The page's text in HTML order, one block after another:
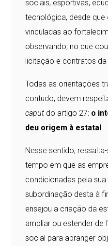
sociais, esportivas,
tecnológica, desde
vinculadas ao
observando, no que
licitação e contratos da
Todas as orientações
contudo, devem
caput do artigo 27: o
deu origem à estatal
Nesse sentido,
tempo em que as
condicionadas pela
subordinação desta à
ensejou a criação da
ampliar ou estender de
social para abranger